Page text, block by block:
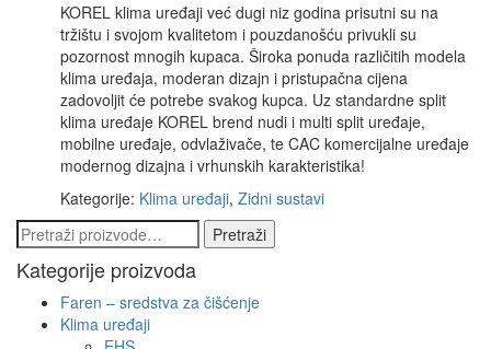
KOREL klima uređaji već dugi niz godina prisutni su na
tržištu i svojom kvalitetom i pouzdanošću privukli su
pozornost mnogih kupaca. Široka ponuda različitih modela
klima uređaja, moderan dizajn i pristupačna cijena
zadovoljit će potrebe svakog kupca. Uz standardne split
klima uređaje KOREL brend nudi i multi split uređaje,
mobilne uređaje, odvlaživače, te CAC komercijalne uređaje
modernog dizajna i vrhunskih karakteristika!
Kategorije: Klima uređaji, Zidni sustavi
Pretraži:
Pretraži
Kategorije proizvoda
Faren – sredstva za čišćenje
Klima uređaji